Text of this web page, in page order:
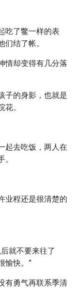
吃了鳖一样的表
结了帐。
情却变得有几分落
子的身影，也就是
。
起去吃饭，两人在
业程还是很清楚的
就不要来往了
愉快。”
有勇气再联系季清